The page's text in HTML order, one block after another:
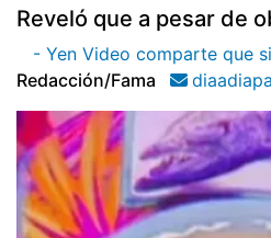
Reveló que a pesar de
- Yen Video comparte que
Redacción/fama